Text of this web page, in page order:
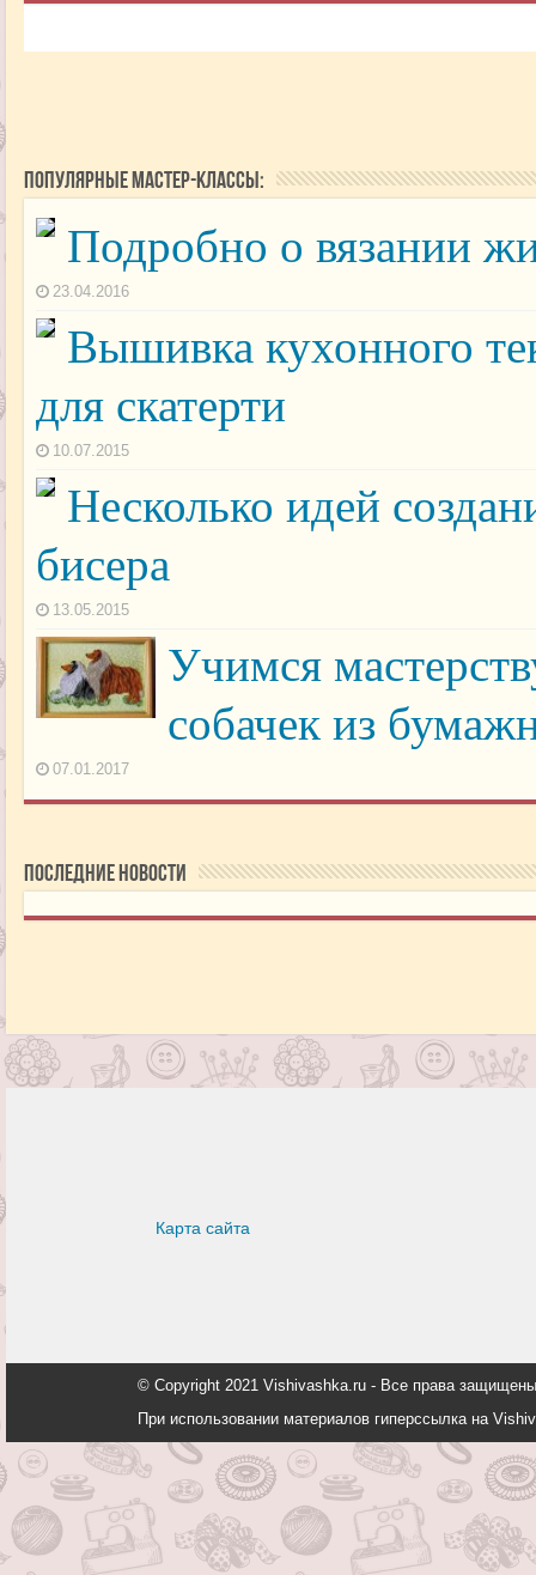
Популярные мастер-классы:
Подробно о вязании
23.04.2016
Вышивка кухонного
для скатерти
10.07.2015
Несколько идей
бисера
13.05.2015
Учимся
собачек из
07.01.2017
последние новости
Карта сайта
© Copyright 2021 Vishivashka.ru - Все права
При использовании материалов гиперссылка на